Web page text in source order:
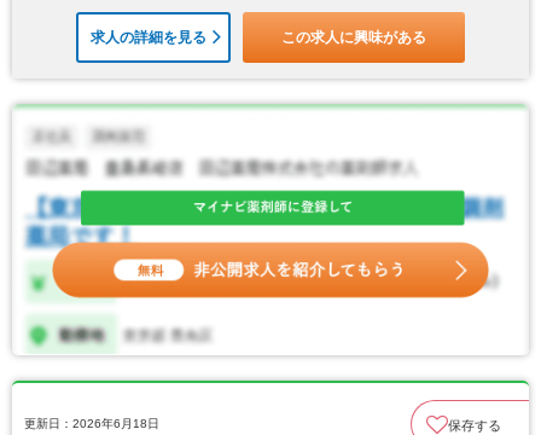
求人の詳細を見る この求人に興味がある
更新日：2026年6月18日 保存する